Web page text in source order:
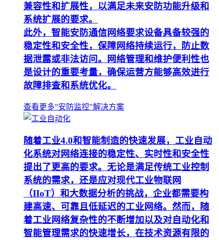
兼容性和扩展性，以满足未来安防功能升级和
系统扩展的要求。
此外，智能安防通信网络要求设备具备较强的
稳定性和安全性，保障网络持续运行，防止数
据泄露或非法访问。网络管理和维护便利性也
是设计的重要考量，确保运营方能够高效进行
故障排查和系统优化。
查看更多"安防监控"解决方案
随着工业4.0和智能制造的快速发展，工业自动
化系统对网络连接的稳定性、实时性和安全性
提出了更高的要求。无论是满足传统工业控制
系统的需求，还是应对现代工业物联网
（IIoT）和大数据分析的挑战，企业都需要构
建高速、可靠且低延迟的工业网络。然而，随
着工业网络复杂性的不断增加以及对自动化和
智能管理需求的快速增长，在技术资源有限的